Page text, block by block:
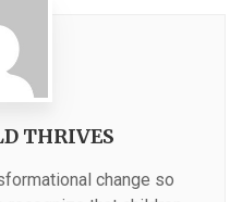
THRIVES
change so